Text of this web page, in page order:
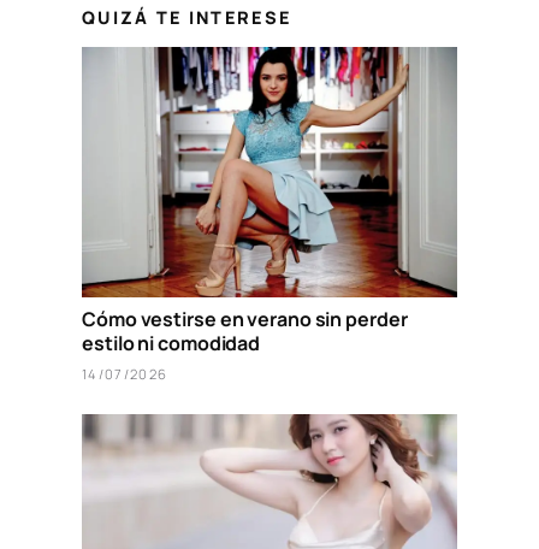
QUIZÁ TE INTERESE
Cómo vestirse en verano sin perder
estilo ni comodidad
14/07/2026